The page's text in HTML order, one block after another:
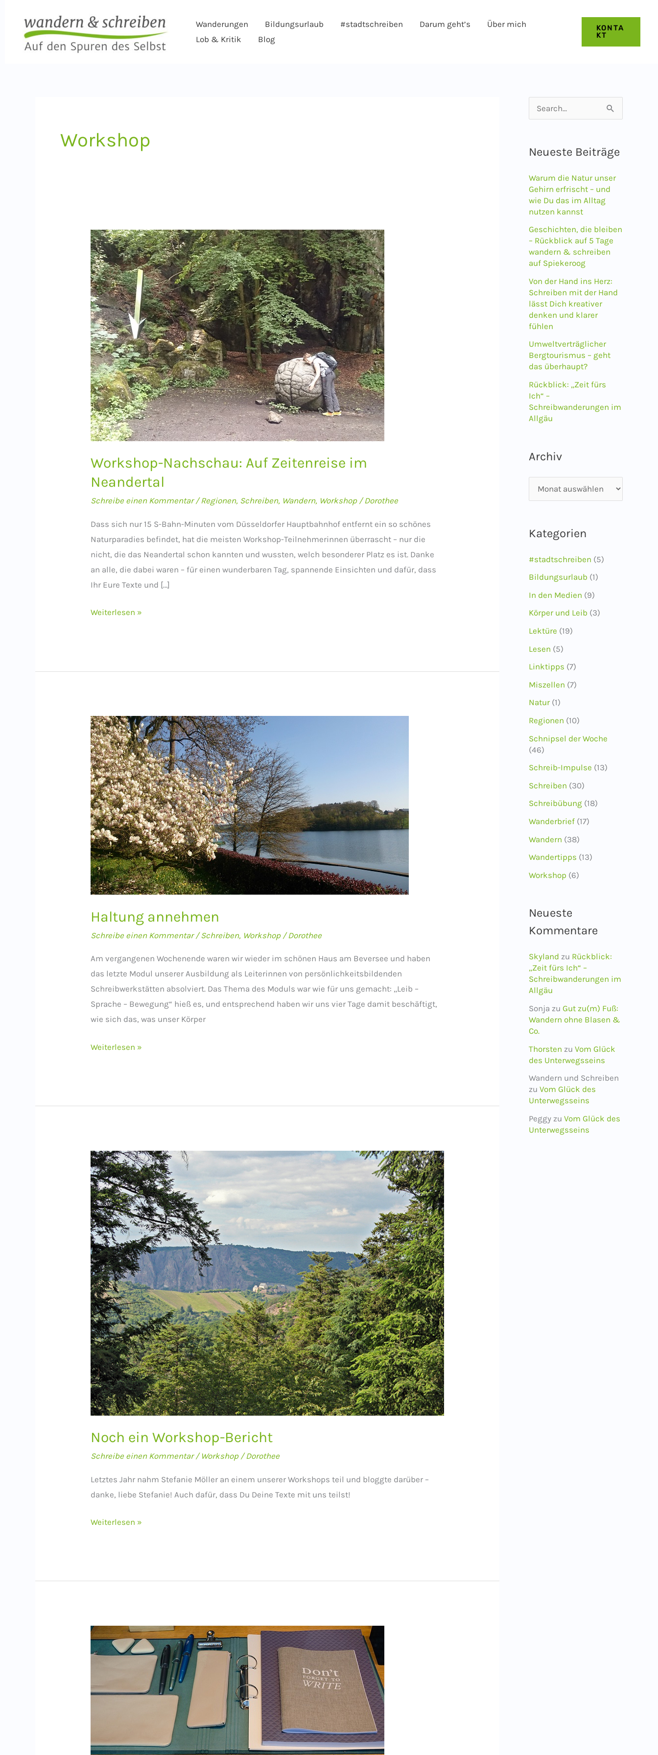
springen
Wanderungen Bildungsurlaub #stadtschreiben Darum geht’s
Über mich
Lob & Kritik
Blog
KONTA
KT
Workshop
Workshop-Nachschau: Auf Zeitenreise im
Neandertal
Schreibe einen Kommentar /Regionen, Schreiben, Wandern, Workshop/Dorothee
Dass sich nur 15 S-Bahn-Minuten vom Düsseldorfer Hauptbahnhof entfernt ein so schönes
Naturparadies befindet, hat die meisten Workshop-Teilnehmerinnen überrascht – nur die
nicht, die das Neandertal schon kannten und wussten, welch besonderer Platz es ist. Danke
an alle, die dabei waren – für einen wunderbaren Tag, spannende Einsichten und dafür, dass
Ihr Eure Texte und […]
Workshop-
im
Weiterlesen »
Haltung annehmen
Schreibe einen Kommentar /Schreiben, Workshop/Dorothee
Am vergangenen Wochenende waren wir wieder im schönen Haus am Beversee und haben
das letzte Modul unserer Ausbildung als Leiterinnen von persönlichkeitsbildenden
Schreibwerkstätten absolviert. Das Thema des Moduls war wie für uns gemacht: „Leib –
Sprache – Bewegung“ hieß es, und entsprechend haben wir uns vier Tage damit beschäftigt,
wie sich das, was unser Körper
Haltung
Weiterlesen »
Noch ein Workshop-Bericht
Schreibe einen Kommentar / Workshop/Dorothee
Letztes Jahr nahm Stefanie Möller an einem unserer Workshops teil und bloggte darüber –
danke, liebe Stefanie! Auch dafür, dass Du Deine Texte mit uns teilst!
Noch
Weiterlesen »
u
h
n
n
c
h
Neueste Beiträge
Warum die Natur unser
Gehirn erfrischt – und
wie Du das im Alltag
nutzen kannst
Geschichten, die bleiben
– Rückblick auf 5 Tage
wandern & schreiben
auf Spiekeroog
Von der Hand ins Herz:
Schreiben mit der Hand
lässt Dich kreativer
denken und klarer
fühlen
Umweltverträglicher
Bergtourismus – geht
das überhaupt?
Rückblick: „Zeit fürs
Ich“ –
Schreibwanderungen im
Allgäu
Archiv
r
h
Kategorien
#stadtschreiben (5)
Bildungsurlaub (1)
In den Medien (9)
Körper und Leib (3)
Lektüre (19)
Lesen (5)
Linktipps (7)
Miszellen (7)
Natur(1)
Regionen (10)
Schnipsel der Woche
(46)
Schreib-Impulse (13)
Schreiben (30)
Schreibübung (18)
Wanderbrief (17)
Wandern (38)
Wandertipps (13)
Workshop (6)
Neueste
Kommentare
Skyland zu Rückblick:
„Zeit fürs Ich“ –
Schreibwanderungen im
Allgäu
Sonja zu Gut zu(m) Fuß:
Wandern ohne Blasen &
Co.
Thorsten zu Vom Glück
des Unterwegsseins
Wandern und Schreiben
zu Vom Glück des
Unterwegsseins
Peggy zu Vom Glück des
Unterwegsseins